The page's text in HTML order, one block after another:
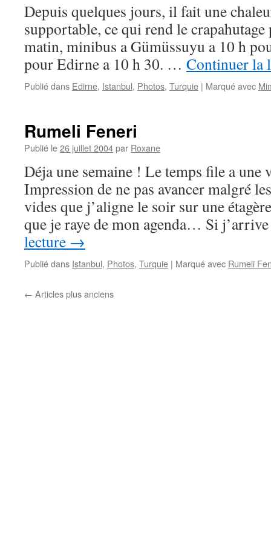
Depuis quelques jours, il fait une
supportable, ce qui rend le
matin, minibus a Gümüssuyu a 10 h
pour Edirne a 10 h 30. … Continuer la
Publié dans Edirne, Istanbul, Photos, Turquie | Marqué avec
Rumeli Feneri
Publié le26 juillet 2004par Roxane
Déja une semaine ! Le temps file a une
Impression de ne pas avancer malgré
vides que j’aligne le soir sur une
que je raye de mon agenda… Si
lecture →
Publié dans Istanbul, Photos, Turquie | Marqué avec Rumeli
← Articles plus anciens